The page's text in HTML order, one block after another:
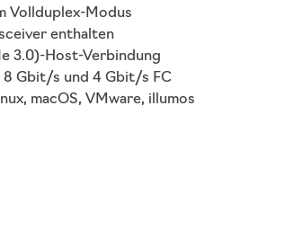
Vollduplex-Modus
enthalten
3.0)-Host-Verbindung
Gbit/s und 4 Gbit/s FC
macOS, VMware, illumos